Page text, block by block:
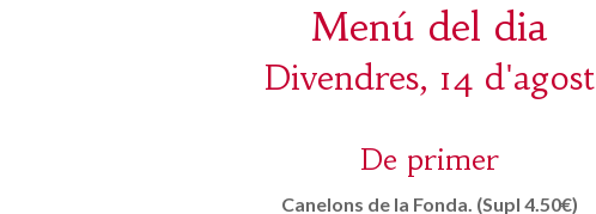
Menú del dia
Divendres, 14 d'agost
De primer
Canelons de la Fonda. (Supl 4.50€)